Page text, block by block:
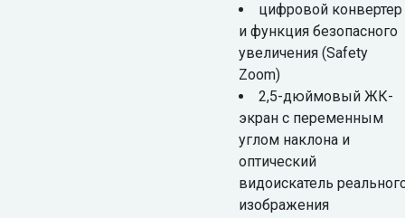
цифровой конвертер
и функция безопасного
увеличения (Safety
Zoom)
2,5-дюймовый ЖК-
экран с переменным
углом наклона и
оптический
видоискатель
изображения